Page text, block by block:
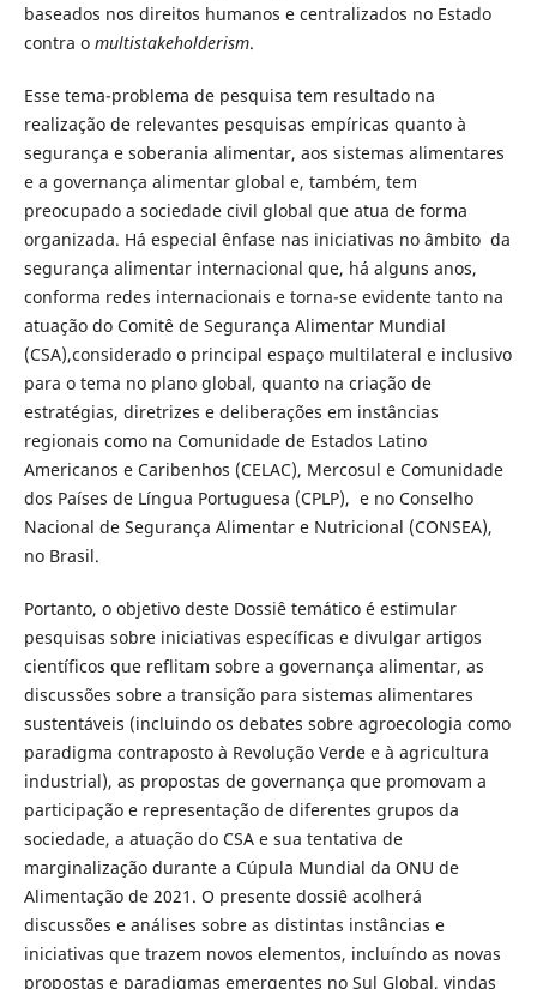
baseados nos direitos humanos e centralizados no Estado
contra o multistakeholderism.
Esse tema-problema de pesquisa tem resultado na
realização de relevantes pesquisas empíricas quanto à
segurança e soberania alimentar, aos sistemas alimentares
e a governança alimentar global e, também, tem
preocupado a sociedade civil global que atua de forma
organizada. Há especial ênfase nas iniciativas no âmbito da
segurança alimentar internacional que, há alguns anos,
conforma redes internacionais e torna-se evidente tanto na
atuação do Comitê de Segurança Alimentar Mundial
(CSA),considerado o principal espaço multilateral e inclusivo
para o tema no plano global, quanto na criação de
estratégias, diretrizes e deliberações em instâncias
regionais como na Comunidade de Estados Latino
Americanos e Caribenhos (CELAC), Mercosul e Comunidade
dos Países de Língua Portuguesa (CPLP), e no Conselho
Nacional de Segurança Alimentar e Nutricional (CONSEA),
no Brasil.
Portanto, o objetivo deste Dossiê temático é estimular
pesquisas sobre iniciativas específicas e divulgar artigos
científicos que reflitam sobre a governança alimentar, as
discussões sobre a transição para sistemas alimentares
sustentáveis (incluindo os debates sobre agroecologia como
paradigma contraposto à Revolução Verde e à agricultura
industrial), as propostas de governança que promovam a
participação e representação de diferentes grupos da
sociedade, a atuação do CSA e sua tentativa de
marginalização durante a Cúpula Mundial da ONU de
Alimentação de 2021. O presente dossiê acolherá
discussões e análises sobre as distintas instâncias e
iniciativas que trazem novos elementos, incluíndo as novas
propostas e paradigmas emergentes no Sul Global, vindas